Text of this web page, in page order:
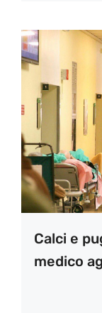
Calci e
medico